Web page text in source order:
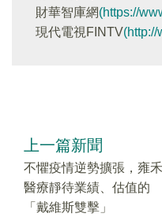
財華智庫網(https://
現代電視FINTV(http://
上一篇新聞
不懼疫情逆勢擴張，雍禾
醫療靜待業績、估值的
「戴維斯雙擊」